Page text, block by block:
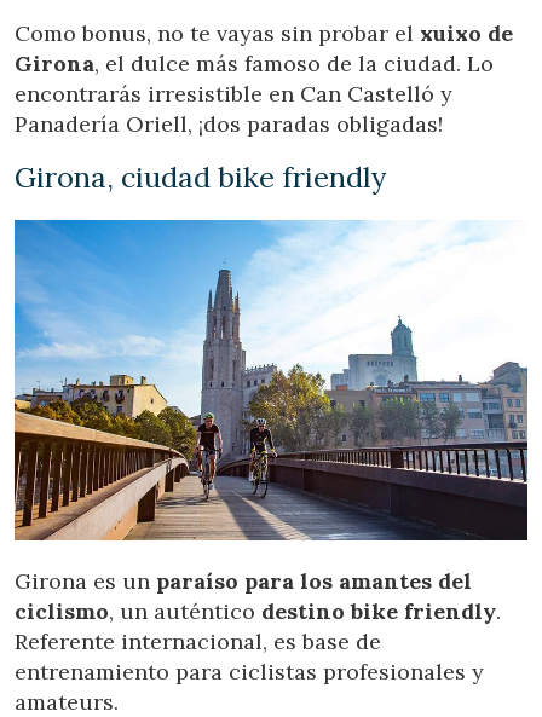
Como bonus, no te vayas sin probar el xuixo de
Girona, el dulce más famoso de la ciudad. Lo
encontrarás irresistible en Can Castelló y
Panadería Oriell, ¡dos paradas obligadas!
Girona, ciudad bike friendly
Girona es un paraíso para los amantes del
ciclismo, un auténtico destino bike friendly.
Referente internacional, es base de
entrenamiento para ciclistas profesionales y
amateurs.